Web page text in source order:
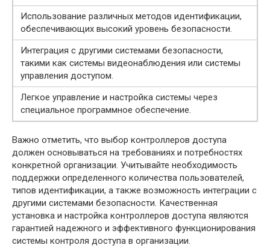
Использование различных методов идентификации,
обеспечивающих высокий уровень безопасности.
Интеграция с другими системами безопасности,
такими как системы видеонаблюдения или системы
управления доступом.
Легкое управление и настройка системы через
специальное программное обеспечение.
Важно отметить, что выбор контроллеров доступа
должен основываться на требованиях и потребностях
конкретной организации. Учитывайте необходимость
поддержки определенного количества пользователей,
типов идентификации, а также возможность интеграции с
другими системами безопасности. Качественная
установка и настройка контроллеров доступа являются
гарантией надежного и эффективного функционирования
системы контроля доступа в организации.